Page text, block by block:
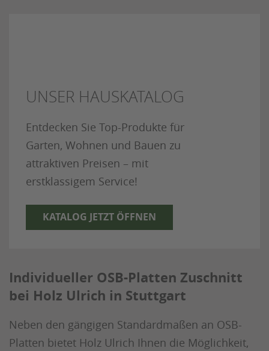
UNSER HAUSKATALOG
Entdecken Sie Top-Produkte für
Garten, Wohnen und Bauen zu
attraktiven Preisen – mit
erstklassigem Service!
KATALOG JETZT ÖFFNEN
Individueller OSB-Platten Zuschnitt
bei Holz Ulrich in Stuttgart
Neben den gängigen Standardmaßen an OSB-
Platten bietet Holz Ulrich Ihnen die Möglichkeit,